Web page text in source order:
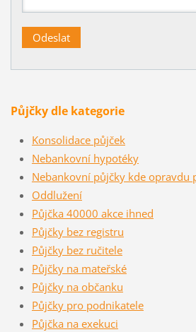
Půjčky dle kategorie
Konsolidace půjček
Nebankovní hypotéky
Nebankovní půjčky kde opravdu
Oddlužení
Půjčka 40000 akce ihned
Půjčky bez registru
Půjčky bez ručitele
Půjčky na mateřské
Půjčky na občanku
Půjčky pro podnikatele
Půjčka na exekuci